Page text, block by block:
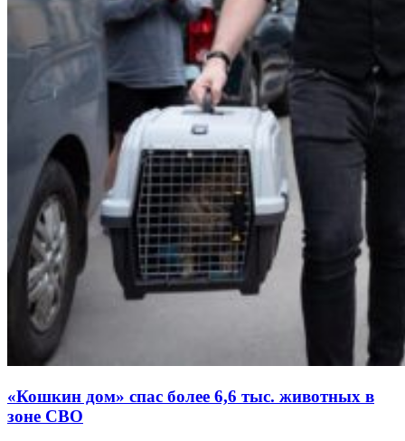
«Кошкин дом» спас более 6,6 тыс. животных в
зоне СВО